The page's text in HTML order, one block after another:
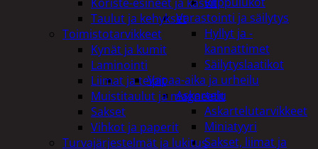
Varastointi ja säilytys
Hyllyt ja -
kannattimet
Säilytyslaatikot
Vapaa-aika ja urheilu
Askartelu
Askartelutarvikkeet
Miniatyyri
Sakset, liimat ja
Taulut ja kehykset
Toimistotarvikkeet
Kynät ja kumit
Laminointi
Liimat ja teipit
Muistitaulut ja magneetit
Sakset
Vihkot ja paperit
Turvajärjestelmät ja lukitus